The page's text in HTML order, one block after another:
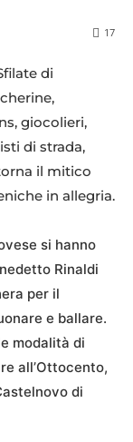
17
di
giocolieri,
di strada,
il mitico
in allegria.
si hanno
Rinaldi
per il
e ballare.
modalità di
all’Ottocento,
di